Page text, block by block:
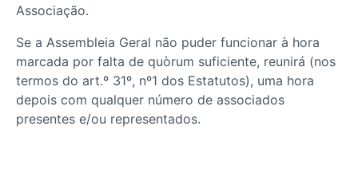
Associação.
Se a Assembleia Geral não puder funcionar à hora
marcada por falta de quòrum suficiente, reunirá (nos
termos do art.º 31º, nº1 dos Estatutos), uma hora
depois com qualquer número de associados
presentes e/ou representados.